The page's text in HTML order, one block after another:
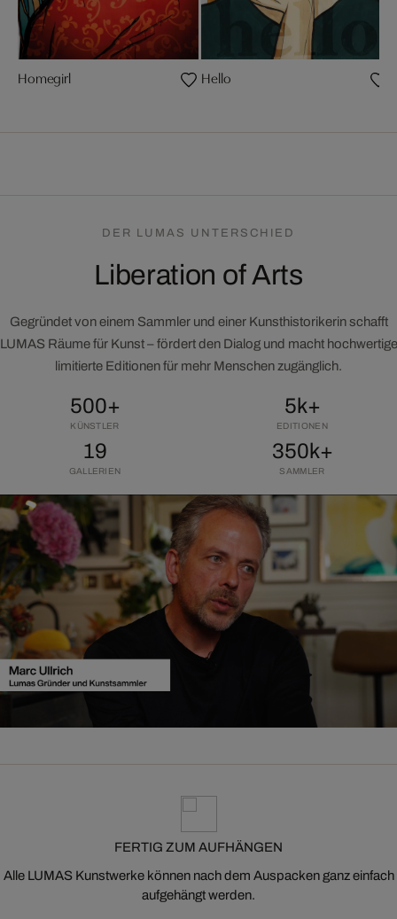
Homegirl Hello
DER LUMAS UNTERSCHIED
Liberation of Arts
Gegründet von einem Sammler und einer Kunsthistorikerin schafft
LUMAS Räume für Kunst – fördert den Dialog und macht hochwertige
limitierte Editionen für mehr Menschen zugänglich.
500+
KÜNSTLER
5k+
EDITIONEN
19
GALLERIEN
350k+
SAMMLER
FERTIG ZUM AUFHÄNGEN
Alle LUMAS Kunstwerke können nach dem Auspacken ganz einfach
aufgehängt werden.